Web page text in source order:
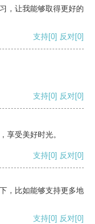
，让我能够取得更好的
支持[0] 反对[0]
支持[0] 反对[0]
享受美好时光。
支持[0] 反对[0]
，比如能够支持更多地
支持[0] 反对[0]